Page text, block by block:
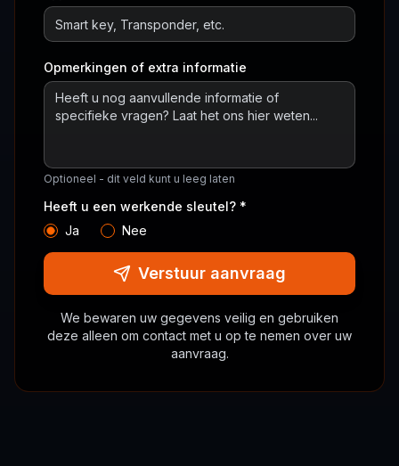
Opmerkingen of extra informatie
Optioneel - dit veld kunt u leeg laten
Heeft u een werkende sleutel? *
Ja
Nee
Verstuur aanvraag
We bewaren uw gegevens veilig en gebruiken
deze alleen om contact met u op te nemen over uw
aanvraag.